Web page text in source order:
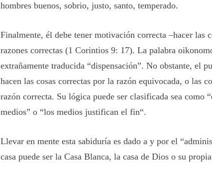
hombres buenos, sobrio, justo, santo, temperado.
Finalmente, él debe tener motivación correcta –hacer las
razones correctas (1 Corintios 9: 17). La palabra
extrañamente traducida “dispensación”. No obstante, el
hacen las cosas correctas por la razón equivocada, o las
razón correcta. Su lógica puede ser clasificada sea como “
medios” o “los medios justifican el fin“.
Llevar en mente esta sabiduría es dado a y por el
casa puede ser la Casa Blanca, la casa de Dios o su